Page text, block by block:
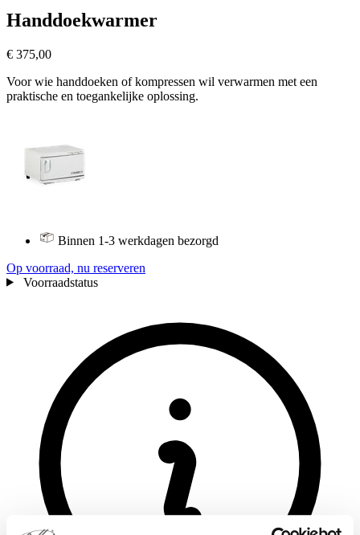
Handdoekwarmer
€ 375,00
Voor wie handdoeken of kompressen wil verwarmen met een
praktische en toegankelijke oplossing.
Binnen 1-3 werkdagen bezorgd
Op voorraad, nu reserveren
Voorraadstatus